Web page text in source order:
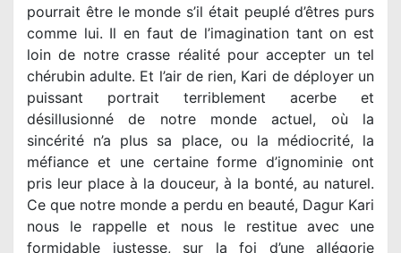
pourrait être le monde s’il était peuplé d’êtres purs
comme lui. Il en faut de l’imagination tant on est
loin de notre crasse réalité pour accepter un tel
chérubin adulte. Et l’air de rien, Kari de déployer un
puissant portrait terriblement acerbe et
désillusionné de notre monde actuel, où la
sincérité n’a plus sa place, ou la médiocrité, la
méfiance et une certaine forme d’ignominie ont
pris leur place à la douceur, à la bonté, au naturel.
Ce que notre monde a perdu en beauté, Dagur Kari
nous le rappelle et nous le restitue avec une
formidable justesse, sur la foi d’une allégorie